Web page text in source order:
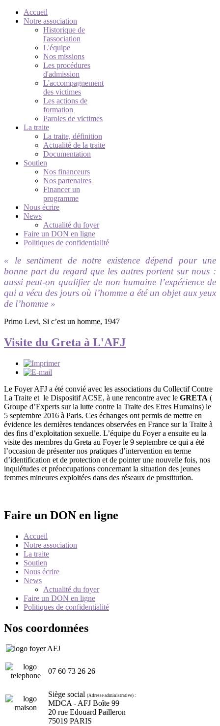
Accueil
Notre association
Historique de
l'association
L'équipe
Nos missions
Les procédures
d'admission
L'accompagnement
des victimes
Les actions de
formation
Paroles de victimes
La traite
La traite, définition
Actualité de la traite
Documentation
Soutien
Nos financeurs
Nos partenaires
Financer un
programme
Nous écrire
News
Actualité du foyer
Faire un DON en ligne
Politiques de confidentialité
« le sentiment de notre existence dépend pour une
bonne part du regard que les autres portent sur nous :
aussi peut-on qualifier de non humaine l’expérience de
qui a vécu des jours où l’homme a été un objet aux yeux
de l’homme »
Primo Levi, Si c’est un homme, 1947
Visite du Greta à L'AFJ
Le Foyer AFJ a été convié avec les associations du Collectif Contre
La Traite et le Dispositif ACSE, à une rencontre avec le GRETA (
Groupe d’Experts sur la lutte contre la Traite des Etres Humains) le
5 septembre 2016 à Paris. Ces échanges ont permis de mettre en
évidence les dernières tendances observées en France sur la Traite à
des fins d’exploitation sexuelle. L’équipe du Foyer a ensuite eu la
visite des membres du Greta au Foyer le 9 septembre ce qui a été
l’occasion de présenter nos pratiques d’intervention en terme
d’identification et de protection et de pointer une nouvelle fois, nos
inquiétudes et préoccupations concernant la situation des jeunes
femmes mineures exploitées dans des réseaux de prostitution.
Faire un DON en ligne
Accueil
Notre association
La traite
Soutien
Nous écrire
News
Actualité du foyer
Faire un DON en ligne
Politiques de confidentialité
Nos coordonnées
07 60 73 26 26
Siège social (Adresse administrative) :
MDCA - AFJ Boîte 99
20 rue Edouard Pailleron
75019 PARIS